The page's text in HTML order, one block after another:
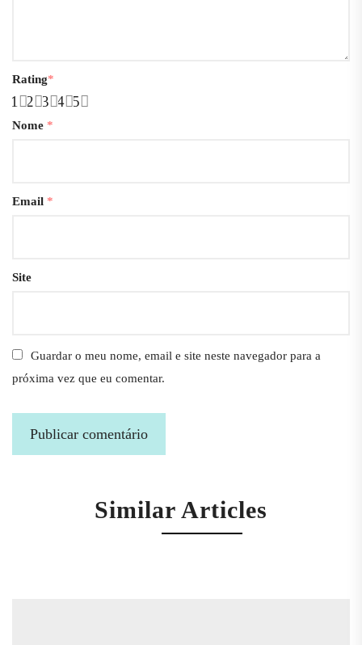
Rating*
5
4
3
2
1
Nome *
Email *
Site
Guardar o meu nome, email e site neste navegador para a
próxima vez que eu comentar.
Similar Articles